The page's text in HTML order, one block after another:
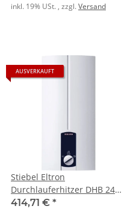
inkl. 19% USt. , zzgl.Versand
AUSVERKAUFT
Stiebel Eltron
Durchlauferhitzer DHB 24
ST thermotronic
414,71 € *